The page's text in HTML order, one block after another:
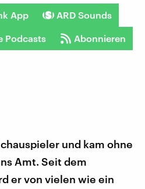
App ARD Sounds
Podcasts Abonnieren
und kam ohne
Amt. Seit dem
er von vielen wie ein